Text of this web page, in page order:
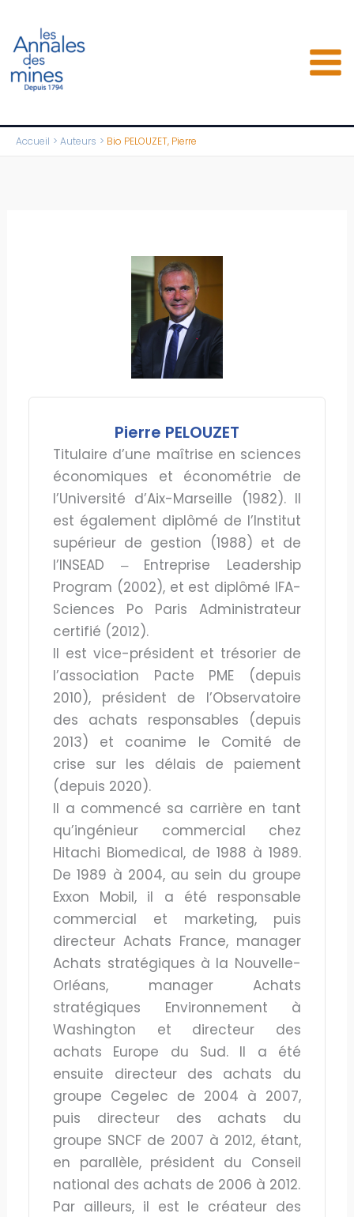
contenu
Accueil Auteurs Bio PELOUZET, Pierre
Pierre PELOUZET
Titulaire d’une maîtrise en sciences
économiques et économétrie de
l’Université d’Aix-Marseille (1982). Il
est également diplômé de l’Institut
supérieur de gestion (1988) et de
l’INSEAD ‒ Entreprise Leadership
Program (2002), et est diplômé IFA-
Sciences Po Paris Administrateur
certifié (2012).
Il est vice-président et trésorier de
l’association Pacte PME (depuis
2010), président de l’Observatoire
des achats responsables (depuis
2013) et coanime le Comité de
crise sur les délais de paiement
(depuis 2020).
Il a commencé sa carrière en tant
qu’ingénieur commercial chez
Hitachi Biomedical, de 1988 à 1989.
De 1989 à 2004, au sein du groupe
Exxon Mobil, il a été responsable
commercial et marketing, puis
directeur Achats France, manager
Achats stratégiques à la Nouvelle-
Orléans, manager Achats
stratégiques Environnement à
Washington et directeur des
achats Europe du Sud. Il a été
ensuite directeur des achats du
groupe Cegelec de 2004 à 2007,
puis directeur des achats du
groupe SNCF de 2007 à 2012, étant,
en parallèle, président du Conseil
national des achats de 2006 à 2012.
Par ailleurs, il est le créateur des